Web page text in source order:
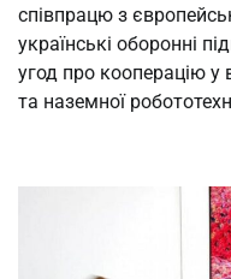
співпрацю з
українські оборонні
угод про кооперацію у
та наземної